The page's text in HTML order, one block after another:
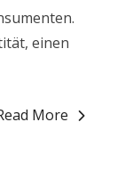
einen
More